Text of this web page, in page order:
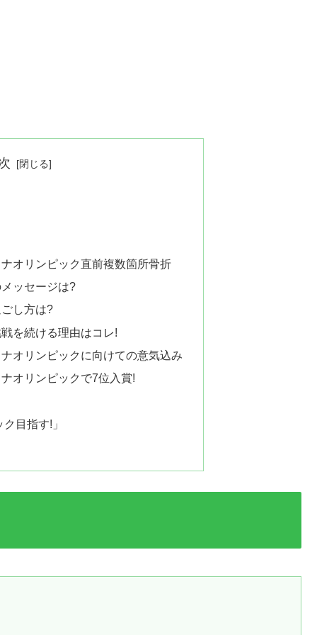
オリンピック直前複数箇所骨折
ッセージは?
し方は?
を続ける理由はコレ!
オリンピックに向けての意気込み
オリンピックで7位入賞!
目指す!」